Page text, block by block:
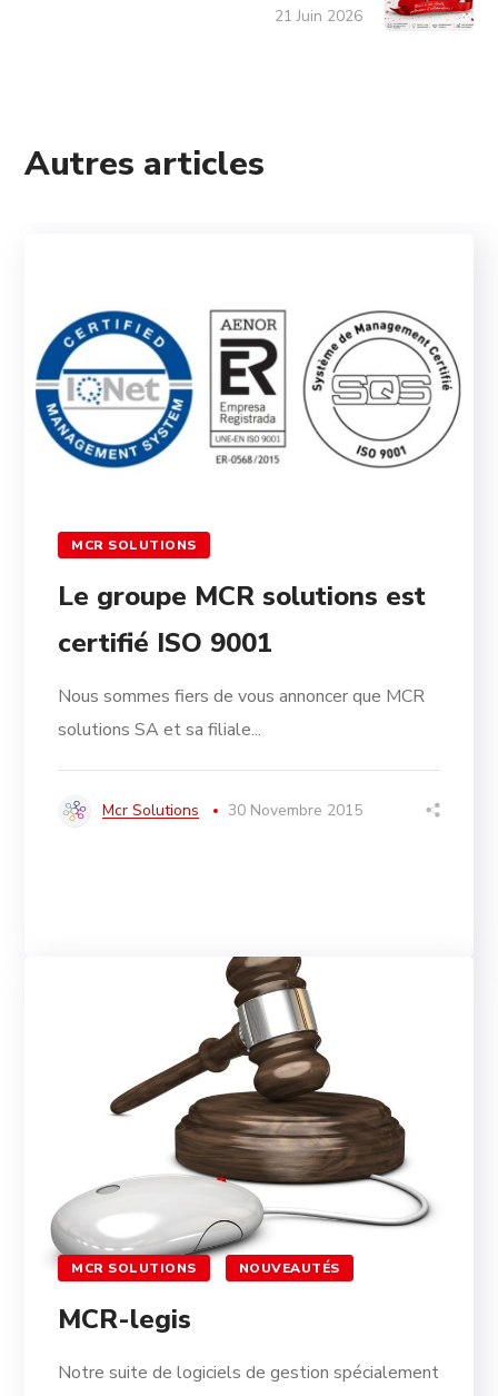
21 Juin 2026
Autres articles
MCR SOLUTIONS
Le groupe MCR solutions est
certifié ISO 9001
Nous sommes fiers de vous annoncer que MCR
solutions SA et sa filiale...
Mcr Solutions 30 Novembre 2015
MCR SOLUTIONS NOUVEAUTÉS
MCR-legis
Notre suite de logiciels de gestion spécialement